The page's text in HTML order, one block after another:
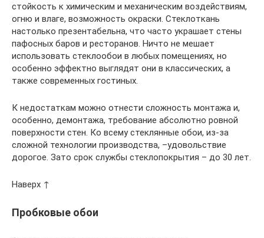
стойкость к химическим и механическим воздействиям,
огню и влаге, возможность окраски. Стеклоткань
настолько презентабельна, что часто украшает стены
пафосных баров и ресторанов. Ничто не мешает
использовать стеклообои в любых помещениях, но
особенно эффектно выглядят они в классических, а
также современных гостиных.
К недостаткам можно отнести сложность монтажа и,
особенно, демонтажа, требование абсолютно ровной
поверхности стен. Ко всему стеклянные обои, из-за
сложной технологии производства, –удовольствие
дорогое. Зато срок службы стеклопокрытия – до 30 лет.
Наверх ↑
Пробковые обои